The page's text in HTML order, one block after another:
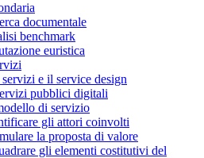
documentale
benchmark
euristica
e il service design
pubblici digitali
di servizio
gli attori coinvolti
la proposta di valore
gli elementi costitutivi del